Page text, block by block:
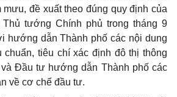
đề xuất theo đúng quy định của
tướng Chính phủ trong tháng 9
hướng dẫn Thành phố các nội dung
chuẩn, tiêu chí xác định đô thị thông
Đầu tư hướng dẫn Thành phố các
về cơ chế đầu tư.